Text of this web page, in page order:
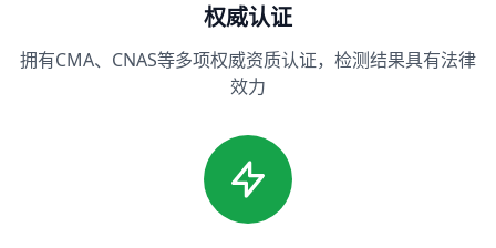
权威认证
拥有CMA、CNAS等多项权威资质认证，检测结果具有法律
效力